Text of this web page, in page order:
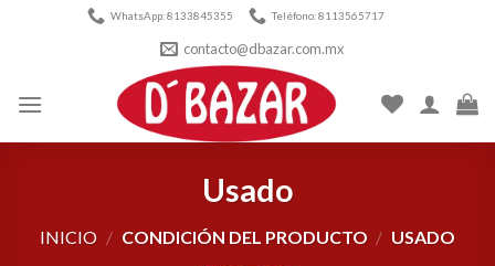
WhatsApp: 8133845355 Teléfono: 8113565717
contacto@dbazar.com.mx
Usado
INICIO / CONDICIÓN DEL PRODUCTO / USADO